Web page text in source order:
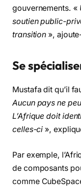
gouvernements. «
soutien public-
transition »,
Se
Mustafa dit qu’il
Aucun pays ne
L’Afrique doit
celles-ci »,
Par exemple,
de composants
comme